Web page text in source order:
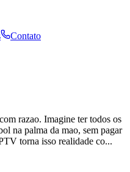
Contato
razao. Imagine ter todos os
na palma da mao, sem pagar
torna isso realidade co...